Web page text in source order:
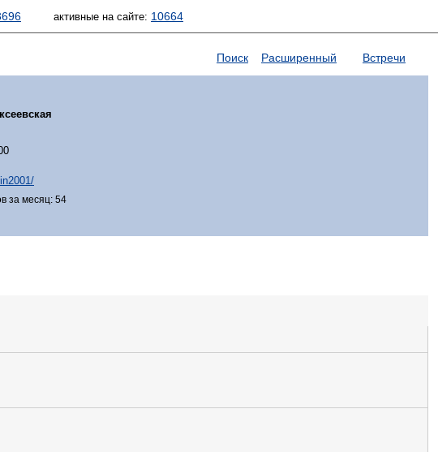
активные на сайте: 10664
Поиск Расширенный Встречи
за месяц: 54